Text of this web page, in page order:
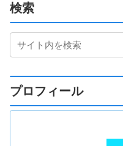
検索
プロフィール